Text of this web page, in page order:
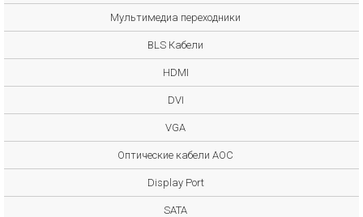
Мультимедиа переходники
BLS Кабели
HDMI
DVI
VGA
Оптические кабели AOC
Display Port
SATA